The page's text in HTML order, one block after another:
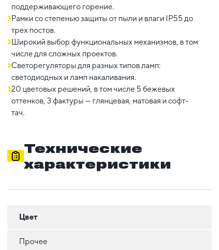
поддерживающего горение.
Рамки со степенью защиты от пыли и влаги IP55 до
трех постов.
Широкий выбор функциональных механизмов, в том
числе для сложных проектов.
Светорегуляторы для разных типов ламп:
светодиодных и ламп накаливания.
20 цветовых решений, в том числе 5 бежевых
оттенков, 3 фактуры — глянцевая, матовая и софт-
тач.
Технические
характеристики
Цвет
Прочее